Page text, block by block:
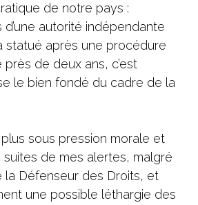
de notre pays :
d’une autorité indépendante
statué après une procédure
de deux ans, c’est
le bien fondé du cadre de la
sous pression morale et
de mes alertes, malgré
la Défenseur des Droits, et
une possible léthargie des